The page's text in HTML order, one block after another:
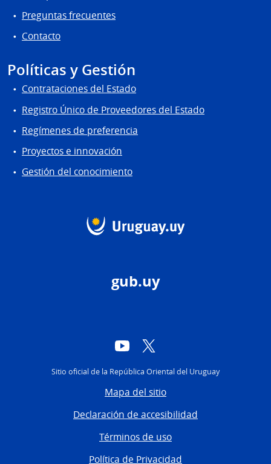
Preguntas frecuentes
Contacto
Políticas y Gestión
Contrataciones del Estado
Registro Único de Proveedores del Estado
Regímenes de preferencia
Proyectos e innovación
Gestión del conocimiento
gub.uy
YouTube
Sitio oficial de la República Oriental del Uruguay
Mapa del sitio
Declaración de accesibilidad
Términos de uso
Política de Privacidad